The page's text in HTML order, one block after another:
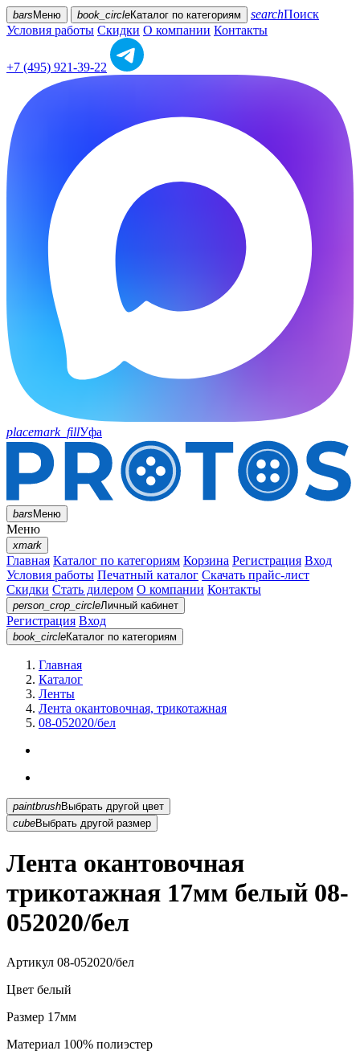
bars Меню book_circleКаталог по категориям searchПоиск
Условия работы Скидки О компании Контакты
+7 (495) 921-39-22
placemark_fillУфа
barsМеню
Меню
xmark
Главная Каталог по категориям Корзина Регистрация Вход
Условия работы Печатный каталог Скачать прайс-лист
Скидки Стать дилером О компании Контакты
person_crop_circleЛичный кабинет
Регистрация Вход
book_circleКаталог по категориям
Главная
Каталог
Ленты
Лента окантовочная, трикотажная
08-052020/бел
paintbrush
Выбрать другой цвет
cubeВыбрать другой размер
Лента окантовочная
трикотажная 17мм белый 08-
052020/бел
Артикул 08-052020/бел
Цвет белый
Размер 17мм
Материал 100% полиэстер